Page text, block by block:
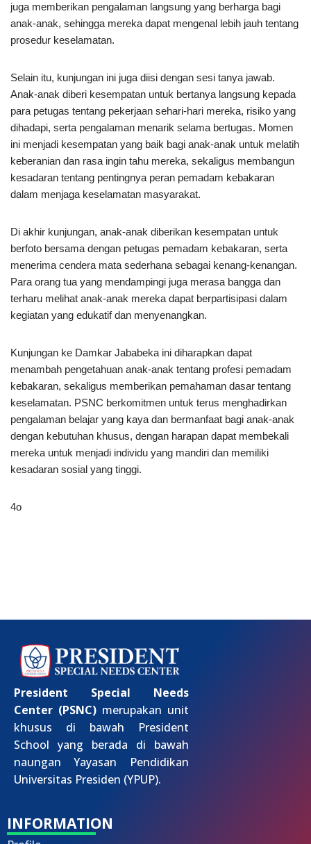
juga memberikan pengalaman langsung yang berharga bagi
anak-anak, sehingga mereka dapat mengenal lebih jauh tentang
prosedur keselamatan.
Selain itu, kunjungan ini juga diisi dengan sesi tanya jawab.
Anak-anak diberi kesempatan untuk bertanya langsung kepada
para petugas tentang pekerjaan sehari-hari mereka, risiko yang
dihadapi, serta pengalaman menarik selama bertugas. Momen
ini menjadi kesempatan yang baik bagi anak-anak untuk melatih
keberanian dan rasa ingin tahu mereka, sekaligus membangun
kesadaran tentang pentingnya peran pemadam kebakaran
dalam menjaga keselamatan masyarakat.
Di akhir kunjungan, anak-anak diberikan kesempatan untuk
berfoto bersama dengan petugas pemadam kebakaran, serta
menerima cendera mata sederhana sebagai kenang-kenangan.
Para orang tua yang mendampingi juga merasa bangga dan
terharu melihat anak-anak mereka dapat berpartisipasi dalam
kegiatan yang edukatif dan menyenangkan.
Kunjungan ke Damkar Jababeka ini diharapkan dapat
menambah pengetahuan anak-anak tentang profesi pemadam
kebakaran, sekaligus memberikan pemahaman dasar tentang
keselamatan. PSNC berkomitmen untuk terus menghadirkan
pengalaman belajar yang kaya dan bermanfaat bagi anak-anak
dengan kebutuhan khusus, dengan harapan dapat membekali
mereka untuk menjadi individu yang mandiri dan memiliki
kesadaran sosial yang tinggi.
4o
President Special Needs
Center (PSNC)merupakan unit
khusus di bawah President
School yang berada di bawah
naungan Yayasan Pendidikan
Universitas Presiden (YPUP).
INFORMATION